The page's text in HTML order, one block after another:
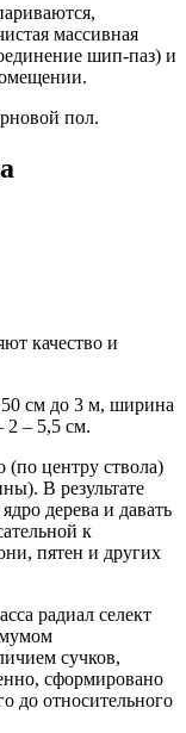
массивная
шип-паз) и
пол.
качество и
50 см до 3 м, ширина
– 5,5 см.
(по центру ствола)
В результате
дерева и давать
к
пятен и других
радиал селект
сучков,
сформировано
до относительного